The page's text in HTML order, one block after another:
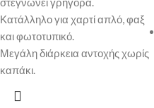
Κατάλληλο για χαρτί απλό, φαξ
και φωτοτυπικό.
Μεγάλη διάρκεια αντοχής χωρίς
καπάκι.